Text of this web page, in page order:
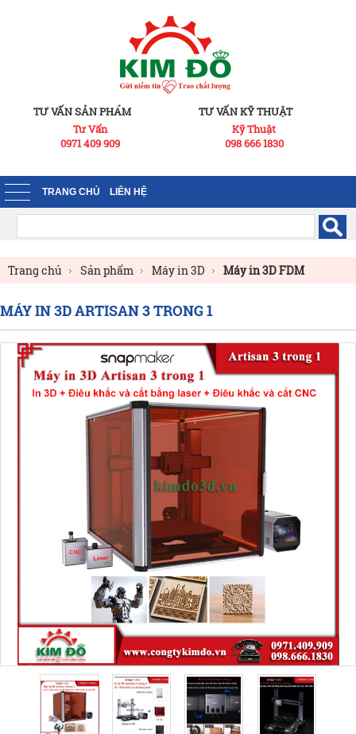
TƯ VẤN SẢN PHẨM
Tư Vấn
0971 409 909
TƯ VẤN KỸ THUẬT
Kỹ Thuật
098 666 1830
TRANG CHỦ LIÊN HỆ
Trang chủ Sản phẩm Máy in 3D Máy in 3D FDM
MÁY IN 3D ARTISAN 3 TRONG 1